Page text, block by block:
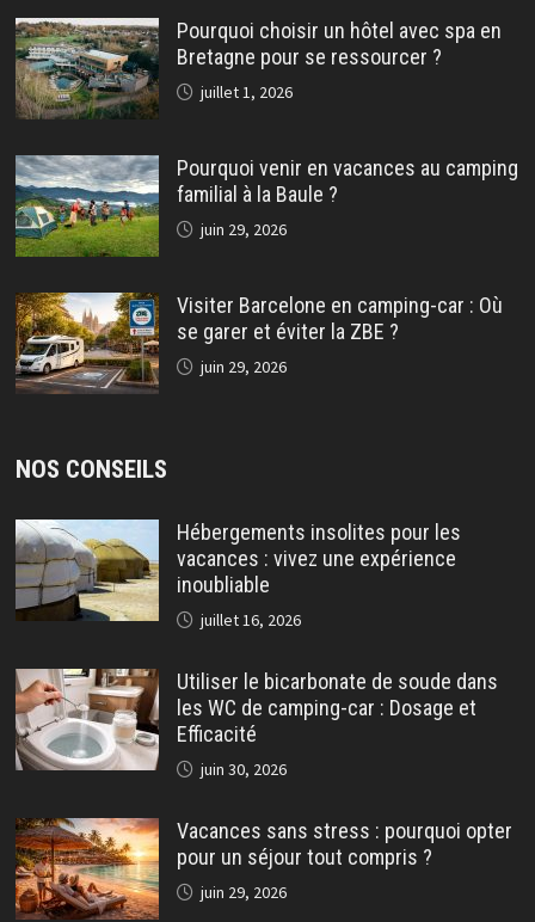
Pourquoi choisir un hôtel avec spa en
Bretagne pour se ressourcer ?
juillet 1, 2026
Pourquoi venir en vacances au camping
familial à la Baule ?
juin 29, 2026
Visiter Barcelone en camping-car : Où
se garer et éviter la ZBE ?
juin 29, 2026
NOS CONSEILS
Hébergements insolites pour les
vacances : vivez une expérience
inoubliable
juillet 16, 2026
Utiliser le bicarbonate de soude dans
les WC de camping-car : Dosage et
Efficacité
juin 30, 2026
Vacances sans stress : pourquoi opter
pour un séjour tout compris ?
juin 29, 2026